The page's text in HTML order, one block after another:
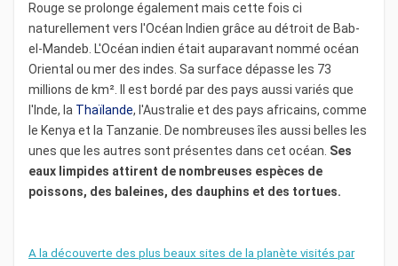
Rouge se prolonge également mais cette fois ci
naturellement vers l'Océan Indien grâce au détroit de Bab-
el-Mandeb. L'Océan indien était auparavant nommé océan
Oriental ou mer des indes. Sa surface dépasse les 73
millions de km². Il est bordé par des pays aussi variés que
l'Inde, la Thaïlande, l'Australie et des pays africains, comme
le Kenya et la Tanzanie. De nombreuses îles aussi belles les
unes que les autres sont présentes dans cet océan. Ses
eaux limpides attirent de nombreuses espèces de
poissons, des baleines, des dauphins et des tortues.
A la découverte des plus beaux sites de la planète visités par